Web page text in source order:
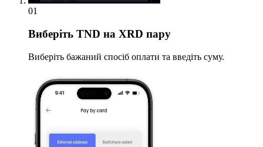
01
Виберіть TND на XRD пару
Виберіть бажаний спосіб оплати та введіть суму.